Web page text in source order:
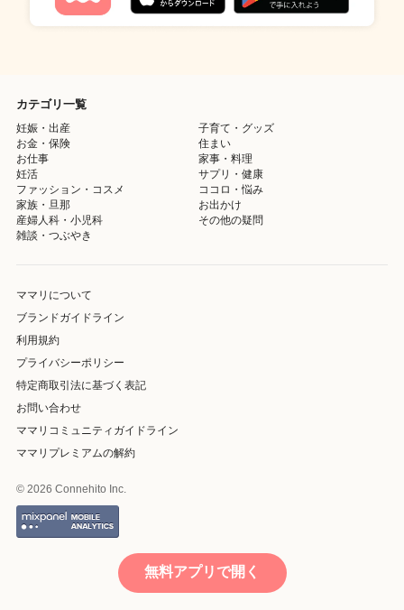
カテゴリ一覧
妊娠・出産
子育て・グッズ
お金・保険
住まい
お仕事
家事・料理
妊活
サプリ・健康
ファッション・コスメ
ココロ・悩み
家族・旦那
お出かけ
産婦人科・小児科
その他の疑問
雑談・つぶやき
ママリについて
ブランドガイドライン
利用規約
プライバシーポリシー
特定商取引法に基づく表記
お問い合わせ
ママリコミュニティガイドライン
ママリプレミアムの解約
© 2026 Connehito Inc.
無料アプリで開く